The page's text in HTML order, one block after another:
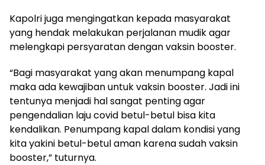
Kapolri juga mengingatkan kepada masyarakat
yang hendak melakukan perjalanan mudik agar
melengkapi persyaratan dengan vaksin booster.
“Bagi masyarakat yang akan menumpang kapal
maka ada kewajiban untuk vaksin booster. Jadi ini
tentunya menjadi hal sangat penting agar
pengendalian laju covid betul-betul bisa kita
kendalikan. Penumpang kapal dalam kondisi yang
kita yakini betul-betul aman karena sudah vaksin
booster,” tuturnya.